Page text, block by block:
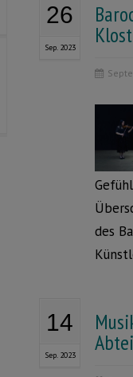
26
Sep. 2023
des
14
Sep. 2023